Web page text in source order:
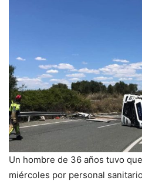
Un hombre de 36 años tuvo
miércoles por personal